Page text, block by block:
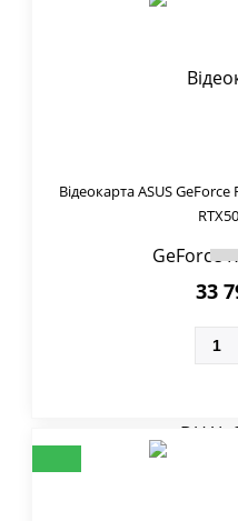
Відеокарта ASUS
33